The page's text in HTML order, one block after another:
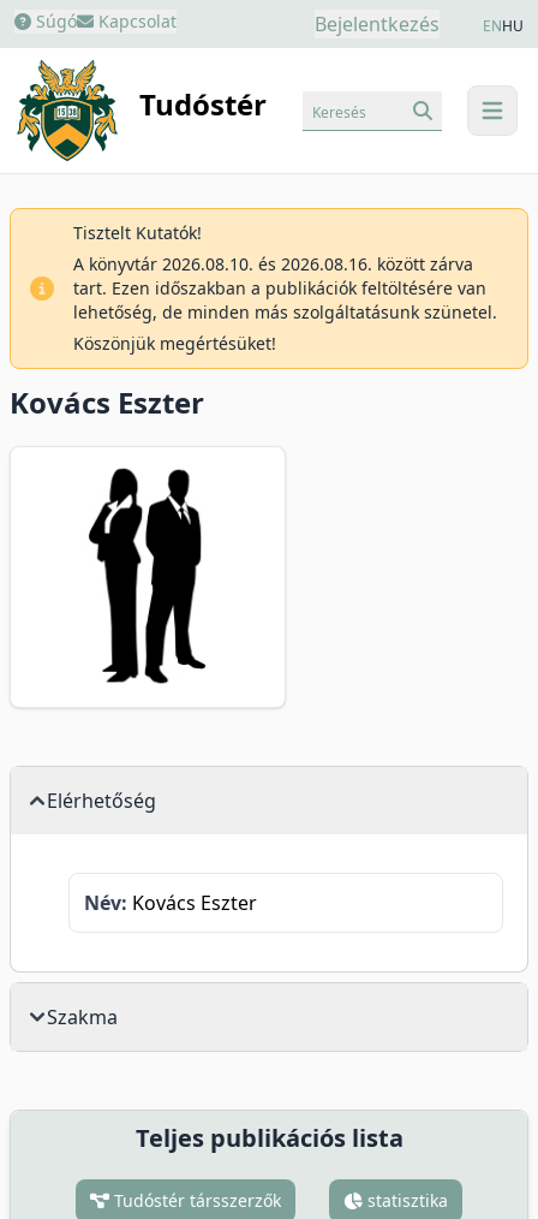
Súgó Kapcsolat Bejelentkezés ENHU
Tudóstér menu
Keresés
Tisztelt Kutatók!
A könyvtár 2026.08.10. és 2026.08.16. között zárva
tart. Ezen időszakban a publikációk feltöltésére van
lehetőség, de minden más szolgáltatásunk szünetel.
Köszönjük megértésüket!
Kovács Eszter
Elérhetőség
Név: Kovács Eszter
Szakma
Teljes publikációs lista
Tudóstér társszerzők statisztika